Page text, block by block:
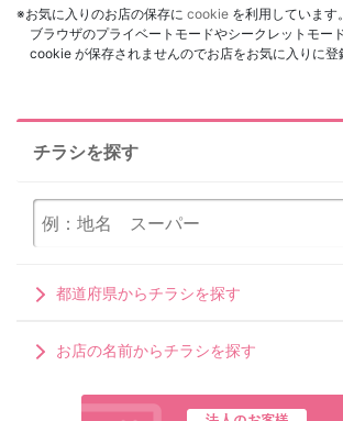
※お気に入りのお店の保存に cookie を利用しています。
ブラウザのプライベートモードやシークレットモー
cookie が保存されませんのでお店をお気に入りに登
チラシを探す
都道府県からチラシを探す
お店の名前からチラシを探す